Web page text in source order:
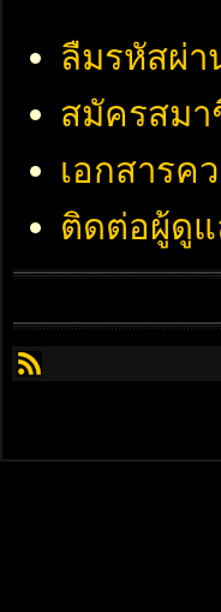
ลืมรหัสผ่า
สมัครสมา
เอกสารค
ติดต่อผู้ดู